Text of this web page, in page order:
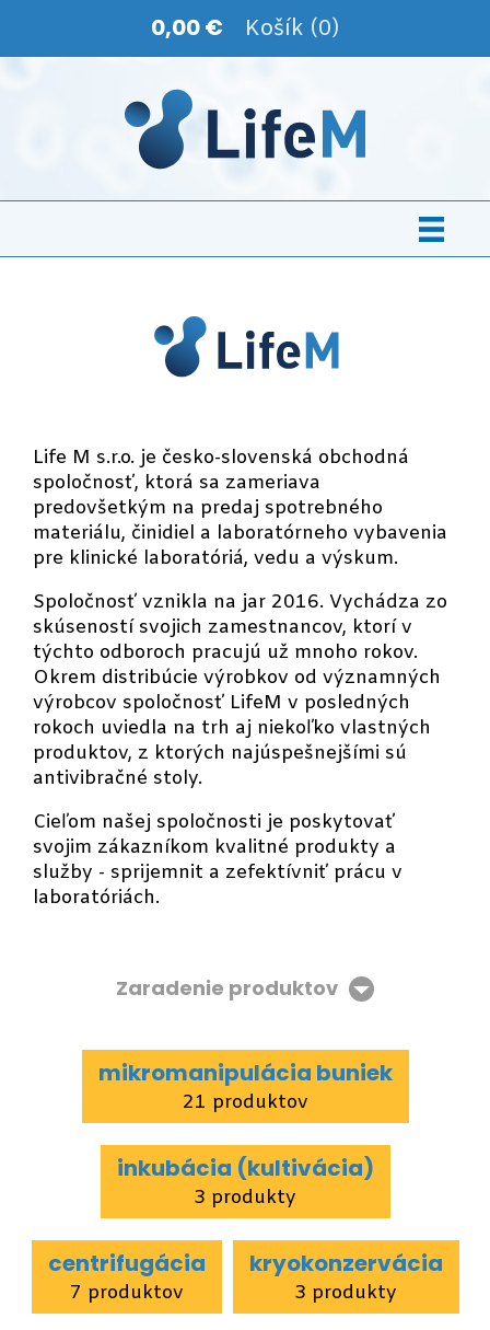
0,00 € Košík (0)
Life M s.r.o. je česko-slovenská obchodná
spoločnosť, ktorá sa zameriava
predovšetkým na predaj spotrebného
materiálu, činidiel a laboratórneho vybavenia
pre klinické laboratóriá, vedu a výskum.
Spoločnosť vznikla na jar 2016. Vychádza zo
skúseností svojich zamestnancov, ktorí v
týchto odboroch pracujú už mnoho rokov.
Okrem distribúcie výrobkov od významných
výrobcov spoločnosť LifeM v posledných
rokoch uviedla na trh aj niekoľko vlastných
produktov, z ktorých najúspešnejšími sú
antivibračné stoly.
Cieľom našej spoločnosti je poskytovať
svojim zákazníkom kvalitné produkty a
služby - sprijemnit a zefektívniť prácu v
laboratóriách.
Zaradenie produktov
mikromanipulácia buniek
21 produktov
inkubácia (kultivácia)
3 produkty
centrifugácia
7 produktov
kryokonzervácia
3 produkty